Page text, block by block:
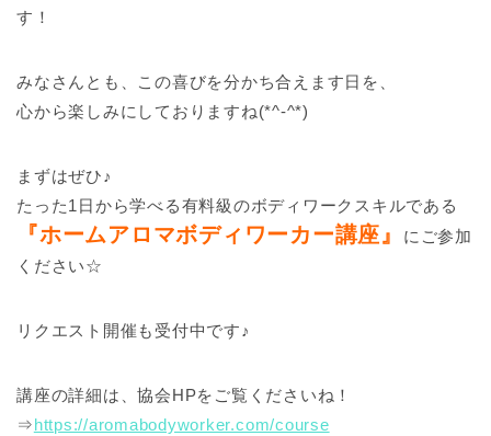
す！
みなさんとも、この喜びを分かち合えます日を、
心から楽しみにしておりますね(*^-^*)
まずはぜひ♪
たった1日から学べる有料級のボディワークスキルである
『ホームアロマボディワーカー講座』
にご参加
ください☆
リクエスト開催も受付中です♪
講座の詳細は、協会HPをご覧くださいね！
⇒https://aromabodyworker.com/course